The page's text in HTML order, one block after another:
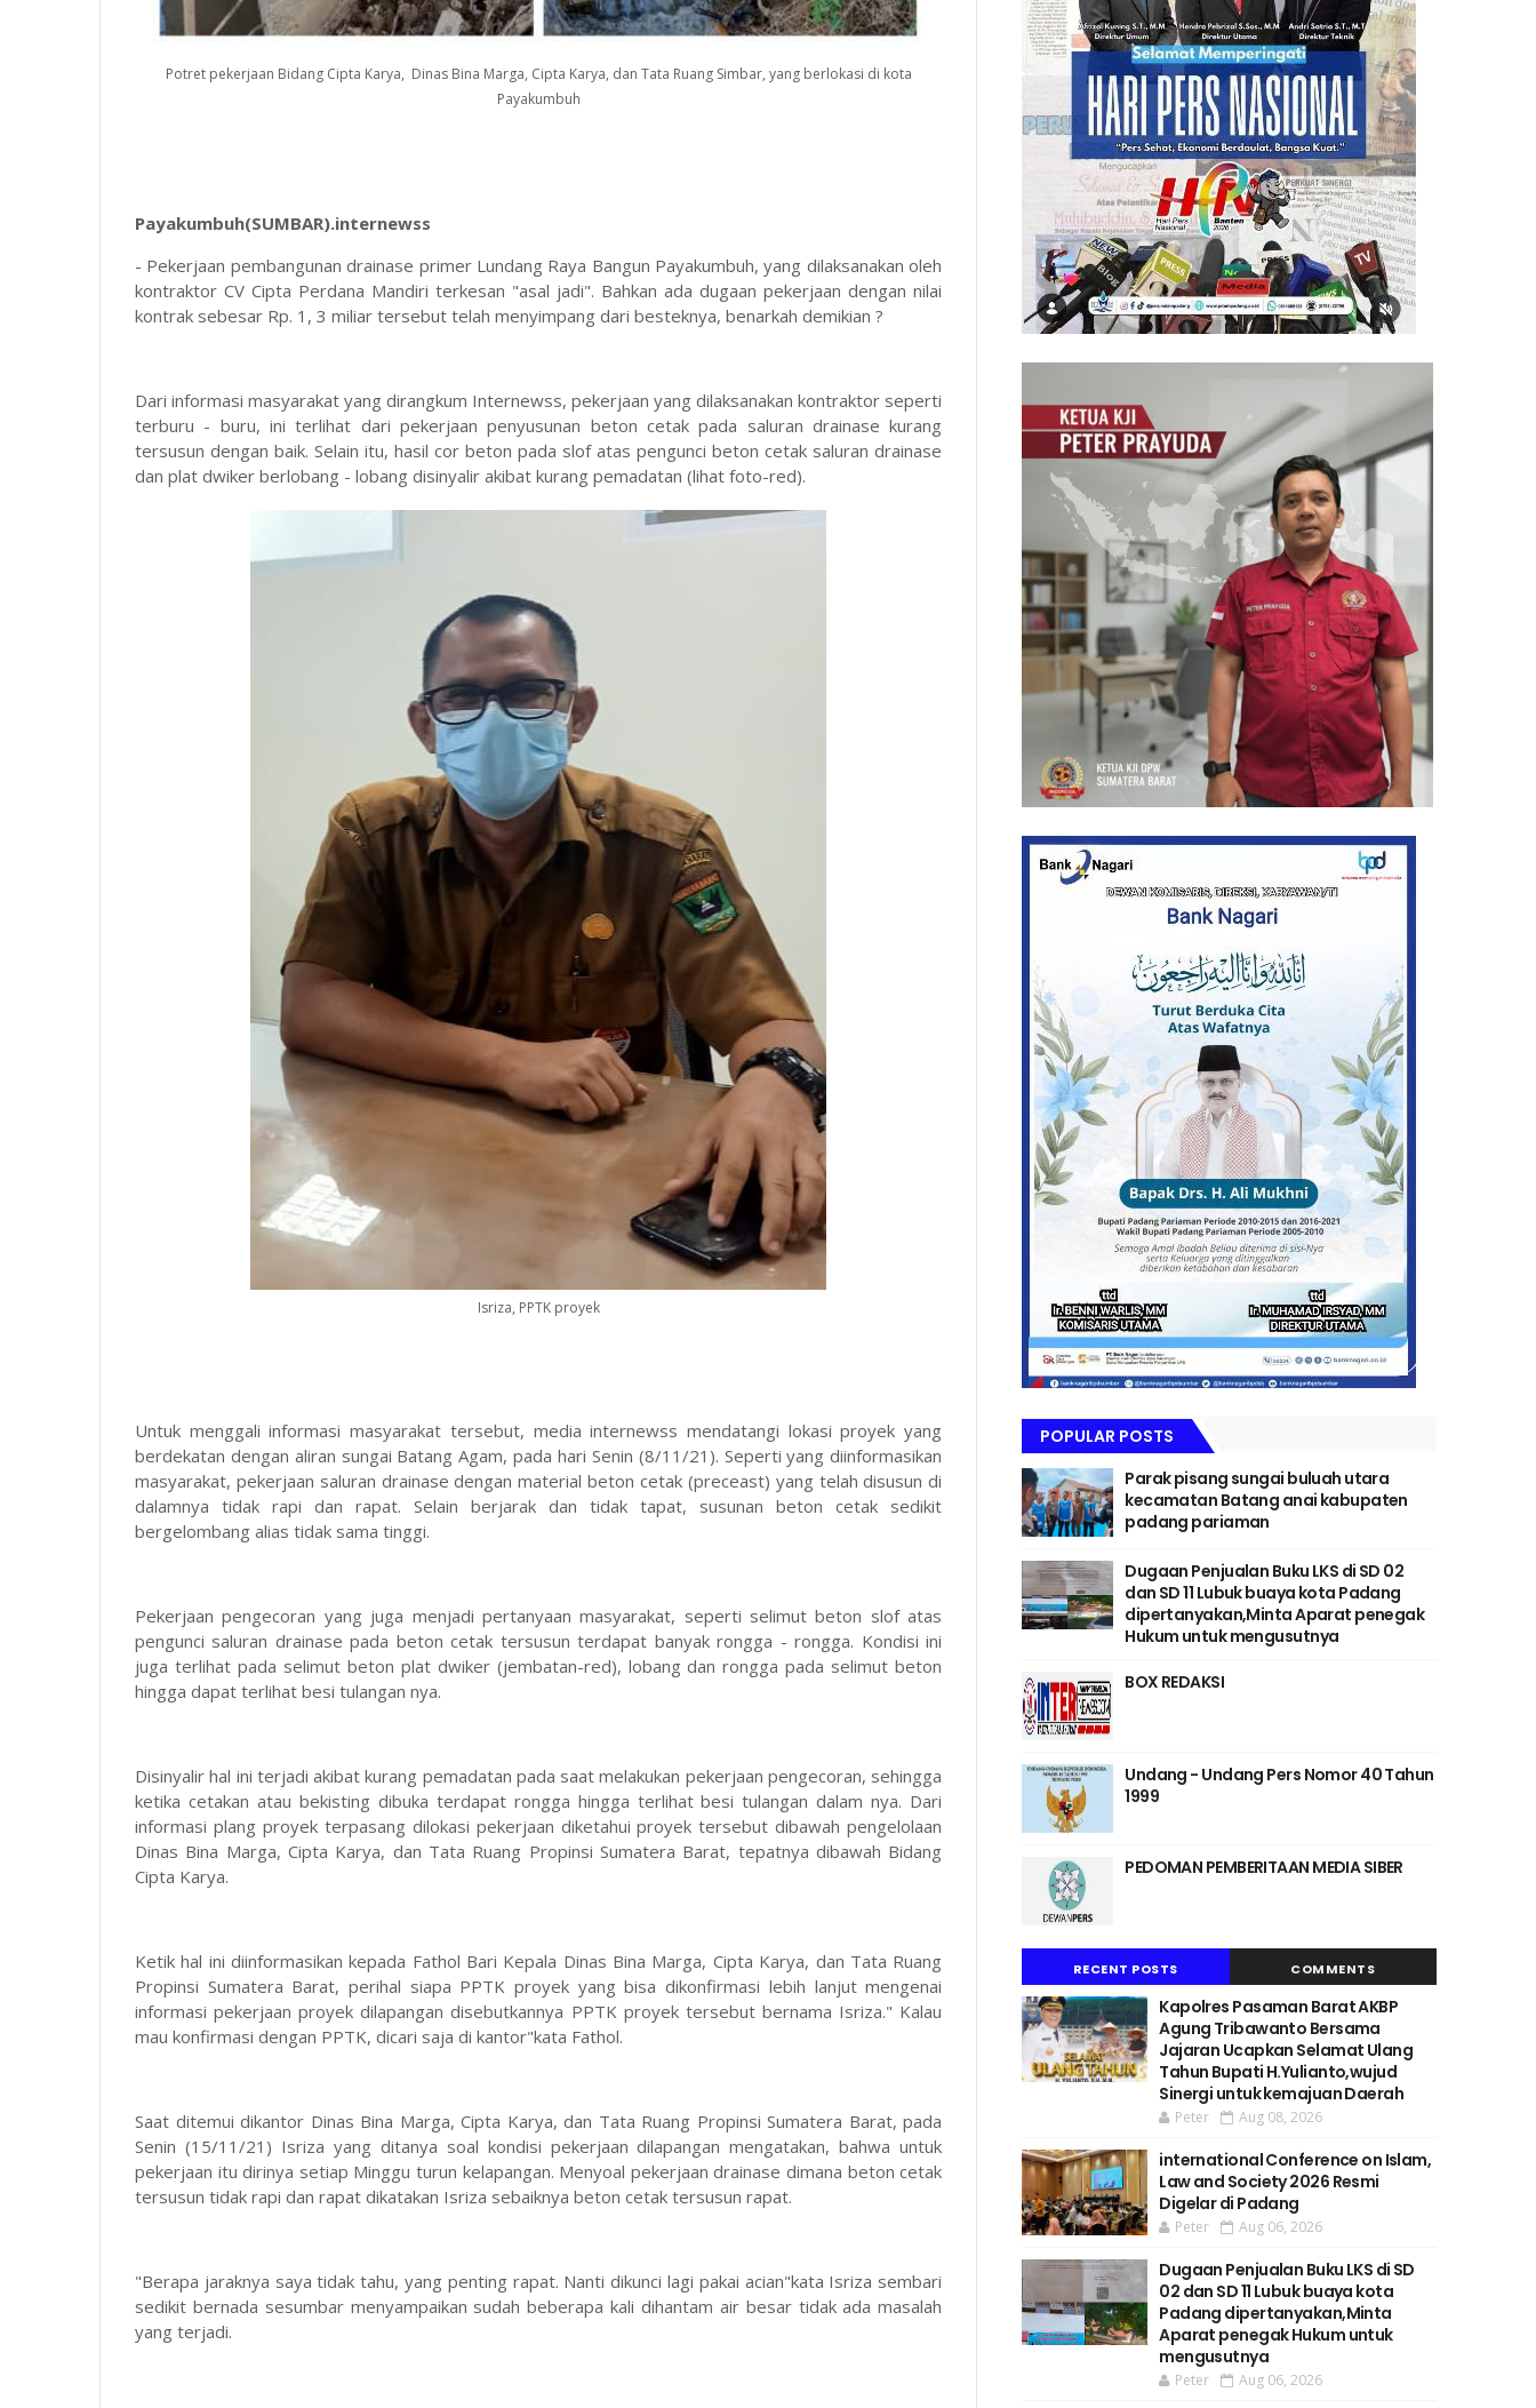
Potret pekerjaan Bidang Cipta Karya, Dinas Bina Marga, Cipta Karya, dan Tata Ruang Simbar, yang berlokasi di kota
Payakumbuh
Payakumbuh(SUMBAR).internewss
- Pekerjaan pembangunan drainase primer Lundang Raya Bangun Payakumbuh, yang dilaksanakan oleh
kontraktor CV Cipta Perdana Mandiri terkesan "asal jadi". Bahkan ada dugaan pekerjaan dengan nilai
kontrak sebesar Rp. 1, 3 miliar tersebut telah menyimpang dari besteknya, benarkah demikian ?
Dari informasi masyarakat yang dirangkum Internewss, pekerjaan yang dilaksanakan kontraktor seperti
terburu - buru, ini terlihat dari pekerjaan penyusunan beton cetak pada saluran drainase kurang
tersusun dengan baik. Selain itu, hasil cor beton pada slof atas pengunci beton cetak saluran drainase
dan plat dwiker berlobang - lobang disinyalir akibat kurang pemadatan (lihat foto-red).
Isriza, PPTK proyek
Untuk menggali informasi masyarakat tersebut, media internewss mendatangi lokasi proyek yang
berdekatan dengan aliran sungai Batang Agam, pada hari Senin (8/11/21). Seperti yang diinformasikan
masyarakat, pekerjaan saluran drainase dengan material beton cetak (preceast) yang telah disusun di
dalamnya tidak rapi dan rapat. Selain berjarak dan tidak tapat, susunan beton cetak sedikit
bergelombang alias tidak sama tinggi.
Pekerjaan pengecoran yang juga menjadi pertanyaan masyarakat, seperti selimut beton slof atas
pengunci saluran drainase pada beton cetak tersusun terdapat banyak rongga - rongga. Kondisi ini
juga terlihat pada selimut beton plat dwiker (jembatan-red), lobang dan rongga pada selimut beton
hingga dapat terlihat besi tulangan nya.
Disinyalir hal ini terjadi akibat kurang pemadatan pada saat melakukan pekerjaan pengecoran, sehingga
ketika cetakan atau bekisting dibuka terdapat rongga hingga terlihat besi tulangan dalam nya. Dari
informasi plang proyek terpasang dilokasi pekerjaan diketahui proyek tersebut dibawah pengelolaan
Dinas Bina Marga, Cipta Karya, dan Tata Ruang Propinsi Sumatera Barat, tepatnya dibawah Bidang
Cipta Karya.
Ketik hal ini diinformasikan kepada Fathol Bari Kepala Dinas Bina Marga, Cipta Karya, dan Tata Ruang
Propinsi Sumatera Barat, perihal siapa PPTK proyek yang bisa dikonfirmasi lebih lanjut mengenai
informasi pekerjaan proyek dilapangan disebutkannya PPTK proyek tersebut bernama Isriza." Kalau
mau konfirmasi dengan PPTK, dicari saja di kantor"kata Fathol.
Saat ditemui dikantor Dinas Bina Marga, Cipta Karya, dan Tata Ruang Propinsi Sumatera Barat, pada
Senin (15/11/21) Isriza yang ditanya soal kondisi pekerjaan dilapangan mengatakan, bahwa untuk
pekerjaan itu dirinya setiap Minggu turun kelapangan. Menyoal pekerjaan drainase dimana beton cetak
tersusun tidak rapi dan rapat dikatakan Isriza sebaiknya beton cetak tersusun rapat.
"Berapa jaraknya saya tidak tahu, yang penting rapat. Nanti dikunci lagi pakai acian"kata Isriza sembari
sedikit bernada sesumbar menyampaikan sudah beberapa kali dihantam air besar tidak ada masalah
yang terjadi.
POPULAR POSTS
Parak pisang sungai buluah utara
kecamatan Batang anai kabupaten
padang pariaman
Dugaan Penjualan Buku LKS di SD 02
dan SD 11 Lubuk buaya kota Padang
dipertanyakan,Minta Aparat penegak
Hukum untuk mengusutnya
BOX REDAKSI
Undang - Undang Pers Nomor 40 Tahun
1999
PEDOMAN PEMBERITAAN MEDIA SIBER
RECENT POSTS COMMENTS
Kapolres Pasaman Barat AKBP
Agung Tribawanto Bersama
Jajaran Ucapkan Selamat Ulang
Tahun Bupati H.Yulianto,wujud
Sinergi untuk kemajuan Daerah
Peter Aug 08, 2026
international Conference on Islam,
Law and Society 2026 Resmi
Digelar di Padang
Peter Aug 06, 2026
Dugaan Penjualan Buku LKS di SD
02 dan SD 11 Lubuk buaya kota
Padang dipertanyakan,Minta
Aparat penegak Hukum untuk
mengusutnya
Peter Aug 06, 2026